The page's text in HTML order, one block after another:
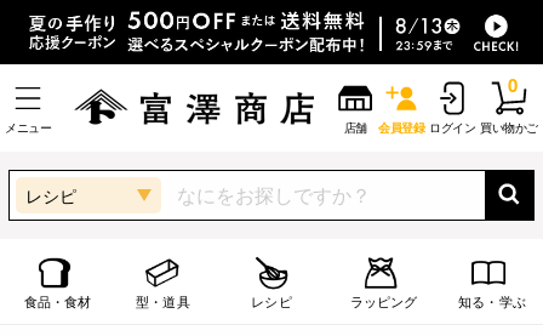
メニュー 店舗 会員登録 ログイン 買い物かご
0
レシピ
食品・食材 型・道具 レシピ ラッピング 知る・学ぶ